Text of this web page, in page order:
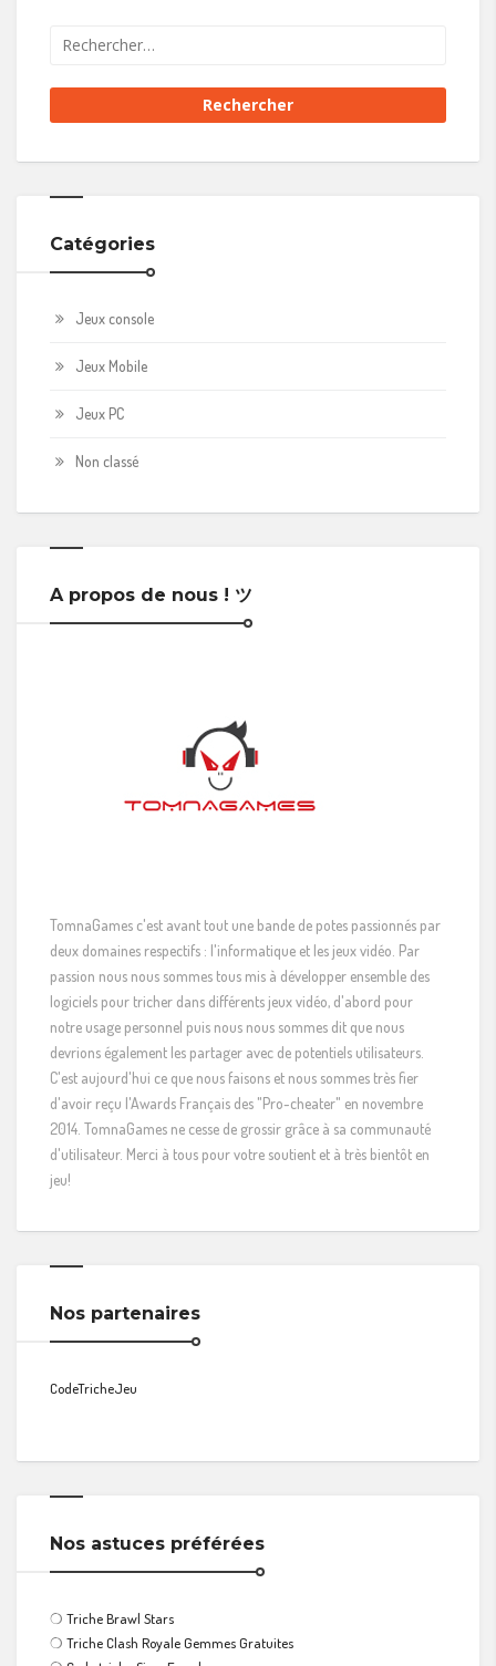
Catégories
Jeux console
Jeux Mobile
Jeux PC
Non classé
A propos de nous ! ツ
TomnaGames c'est avant tout une bande de potes passionnés par
deux domaines respectifs : l'informatique et les jeux vidéo. Par
passion nous nous sommes tous mis à développer ensemble des
logiciels pour tricher dans différents jeux vidéo, d'abord pour
notre usage personnel puis nous nous sommes dit que nous
devrions également les partager avec de potentiels utilisateurs.
C'est aujourd'hui ce que nous faisons et nous sommes très fier
d'avoir reçu l'Awards Français des "Pro-cheater" en novembre
2014. TomnaGames ne cesse de grossir grâce à sa communauté
d'utilisateur. Merci à tous pour votre soutient et à très bientôt en
jeu!
Nos partenaires
CodeTricheJeu
Nos astuces préférées
❍ Triche Brawl Stars
❍ Triche Clash Royale Gemmes Gratuites